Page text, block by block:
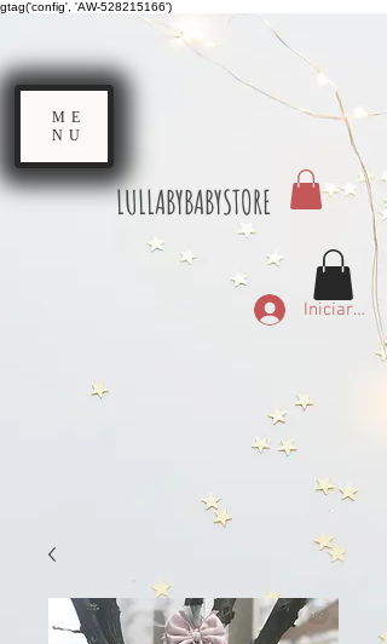
gtag('config', 'AW-528215166')
LULLABYBABYSTORE
Iniciar
ME
NU